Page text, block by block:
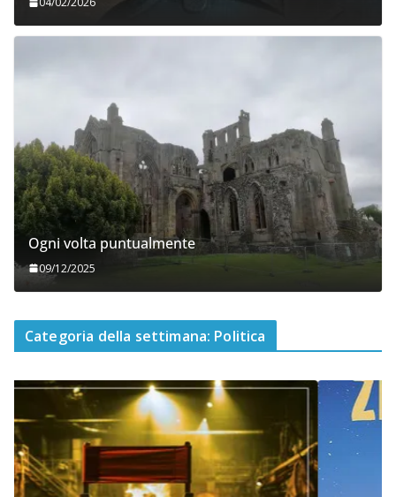
Ogni volta puntualmente
09/12/2025
Categoria della settimana: Politica